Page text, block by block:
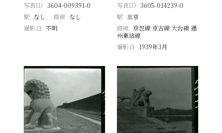
写真ID 3604-009391-0
駅 なし 路線 なし
撮影日
不明
写真ID 3605-014239-0
駅 北京
路線 京包線 京古線 大台線 通
州東站線
撮影日
1939年3月